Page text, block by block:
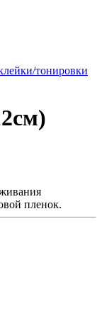
тонировки
пленок.